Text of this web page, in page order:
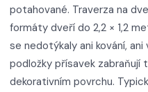
potahované. Traverza na
formáty dveří do 2,2 × 1,2
se nedotýkaly ani kování,
podložky přísavek zabraňují
dekorativním povrchu.